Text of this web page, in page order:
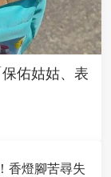
佑姑姑、表
香燈腳苦尋失